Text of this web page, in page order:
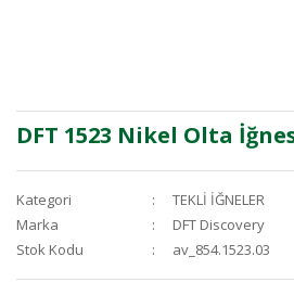
DFT 1523 Nikel Olta
Kategori
TEKLİ İĞNELER
Marka
DFT Discovery
Stok Kodu
av_854.1523.03